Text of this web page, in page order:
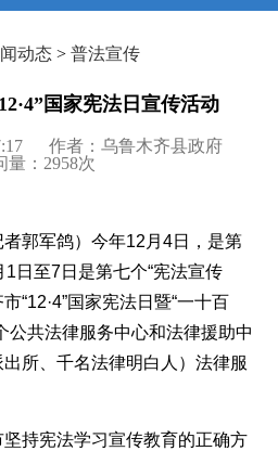
动态 > 普法宣传
国家宪法日宣传活动
作者：乌鲁木齐县政府
量： 2958次
郭军鸽）今年12月4日，是第
日至7日是第七个“宪法宣传
“12·4”国家宪法日暨“一十百
公共法律服务中心和法律援助中
所、千名法律明白人）法律服
持宪法学习宣传教育的正确方